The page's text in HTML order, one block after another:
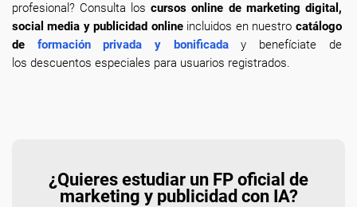
profesional? Consulta loscursos online de marketing digital,
social media y publicidad online incluidos en nuestro catálogo
de
formación privada y bonificaday benefíciate de
los descuentos especiales para usuarios registrados.
¿Quieres estudiar un FP oficial de
marketing y publicidad con IA?